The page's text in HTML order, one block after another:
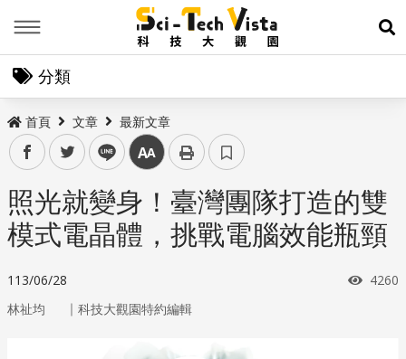
展
分類
首頁 文章 最新文章
facebooktwitter line 中
照光就變身！臺灣團隊打造的雙
模式電晶體，挑戰電腦效能瓶頸
113/06/28 瀏覽
4260
林祉均 ｜ 科技大觀園特約編輯